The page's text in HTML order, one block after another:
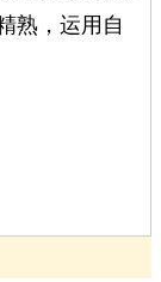
熟，运用自